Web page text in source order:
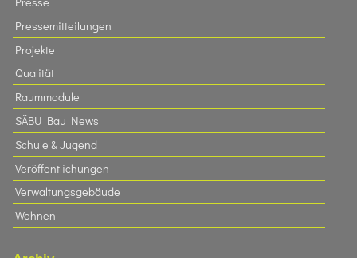
Pressemitteilungen
Projekte
Qualität
Raummodule
SÄBU Bau News
Schule & Jugend
Veröffentlichungen
Verwaltungsgebäude
Wohnen